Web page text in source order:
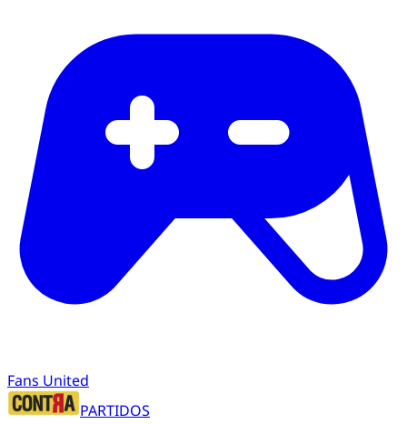
Fans United
PARTIDOS